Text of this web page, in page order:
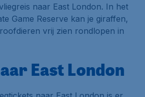
naar East London. In het
Game Reserve kan je giraffen,
vrij zien rondlopen in
East London